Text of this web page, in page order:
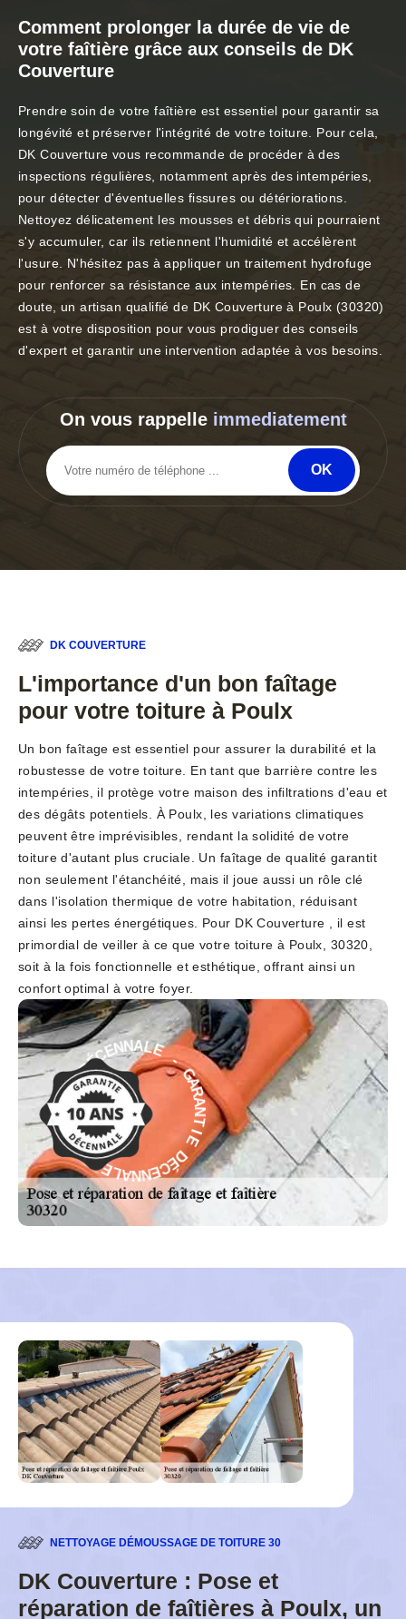
Comment prolonger la durée de vie de
votre faîtière grâce aux conseils de DK
Couverture
Prendre soin de votre faîtière est essentiel pour garantir sa
longévité et préserver l'intégrité de votre toiture. Pour cela,
DK Couverture vous recommande de procéder à des
inspections régulières, notamment après des intempéries,
pour détecter d'éventuelles fissures ou détériorations.
Nettoyez délicatement les mousses et débris qui pourraient
s'y accumuler, car ils retiennent l'humidité et accélèrent
l'usure. N'hésitez pas à appliquer un traitement hydrofuge
pour renforcer sa résistance aux intempéries. En cas de
doute, un artisan qualifié de DK Couverture à Poulx (30320)
est à votre disposition pour vous prodiguer des conseils
d'expert et garantir une intervention adaptée à vos besoins.
On vous rappelle immediatement
DK COUVERTURE
L'importance d'un bon faîtage
pour votre toiture à Poulx
Un bon faîtage est essentiel pour assurer la durabilité et la
robustesse de votre toiture. En tant que barrière contre les
intempéries, il protège votre maison des infiltrations d'eau et
des dégâts potentiels. À Poulx, les variations climatiques
peuvent être imprévisibles, rendant la solidité de votre
toiture d'autant plus cruciale. Un faîtage de qualité garantit
non seulement l'étanchéité, mais il joue aussi un rôle clé
dans l'isolation thermique de votre habitation, réduisant
ainsi les pertes énergétiques. Pour DK Couverture , il est
primordial de veiller à ce que votre toiture à Poulx, 30320,
soit à la fois fonctionnelle et esthétique, offrant ainsi un
confort optimal à votre foyer.
G
A
R
A
N
T
I
E
D
É
C
E
N
NALE - GAR
A
N
T
I
E
D
É
C
E
N
N
A
L
E
-
NETTOYAGE DÉMOUSSAGE DE TOITURE 30
DK Couverture : Pose et
réparation de faîtières à Poulx, un